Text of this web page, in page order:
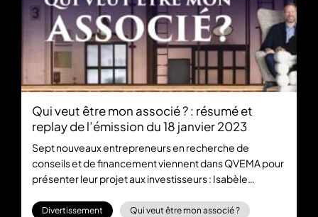
Qui veut être mon associé ? : résumé et
replay de l’émission du 18 janvier 2023
Sept nouveaux entrepreneurs en recherche de
conseils et de financement viennent dans QVEMA pour
présenter leur projet aux investisseurs : Isabèle
Pierre Nadir, Marc Simoncini et Eric Larchevêque.
Divertissement Qui veut être mon associé ?